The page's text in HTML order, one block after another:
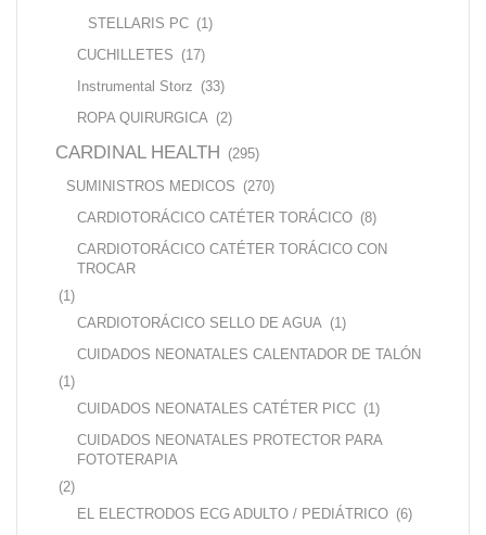
STELLARIS PC (1)
CUCHILLETES (17)
Instrumental Storz (33)
ROPA QUIRURGICA (2)
CARDINAL HEALTH (295)
SUMINISTROS MEDICOS (270)
CARDIOTORÁCICO CATÉTER TORÁCICO (8)
CARDIOTORÁCICO CATÉTER TORÁCICO CON
TROCAR
(1)
CARDIOTORÁCICO SELLO DE AGUA (1)
CUIDADOS NEONATALES CALENTADOR DE TALÓN
(1)
CUIDADOS NEONATALES CATÉTER PICC (1)
CUIDADOS NEONATALES PROTECTOR PARA
FOTOTERAPIA
(2)
EL ELECTRODOS ECG ADULTO / PEDIÁTRICO (6)